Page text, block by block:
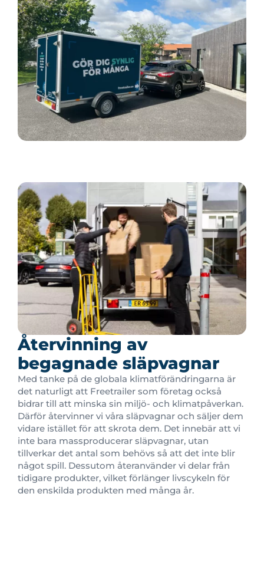
Återvinning av
begagnade släpvagnar
Med tanke på de globala klimatförändringarna är
det naturligt att Freetrailer som företag också
bidrar till att minska sin miljö- och klimatpåverkan.
Därför återvinner vi våra släpvagnar och säljer dem
vidare istället för att skrota dem. Det innebär att vi
inte bara massproducerar släpvagnar, utan
tillverkar det antal som behövs så att det inte blir
något spill. Dessutom återanvänder vi delar från
tidigare produkter, vilket förlänger livscykeln för
den enskilda produkten med många år.